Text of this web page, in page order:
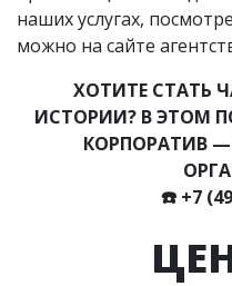
наших услугах,
можно на сайте
ХОТИТЕ СТАТЬ
ИСТОРИИ? В ЭТОМ
КОРПОРАТИВ
☎️ +7